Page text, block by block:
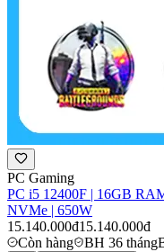
PC Gaming
PC i5 12400F | 16GB
NVMe | 650W
15.140.000đ15.140.000đ
Còn hàng
BH 36 tháng